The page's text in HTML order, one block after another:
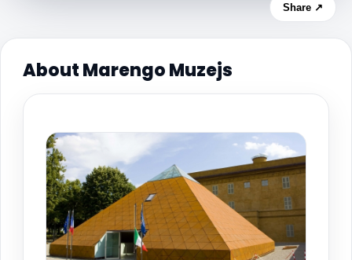
Share ↗
About Marengo Muzejs